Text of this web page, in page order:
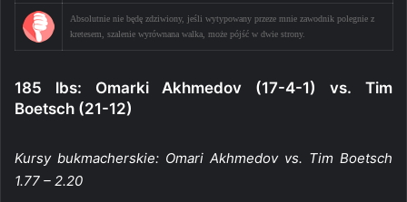
Absolutnie nie będę zdziwiony, jeśli wytypowany przeze mnie zawodnik polegnie z
kretesem, szalenie wyrównana walka, może pójść w dwie strony.
185 lbs: Omarki Akhmedov (17-4-1) vs. Tim
Boetsch (21-12)
Kursy bukmacherskie: Omari Akhmedov vs. Tim Boetsch
1.77 – 2.20